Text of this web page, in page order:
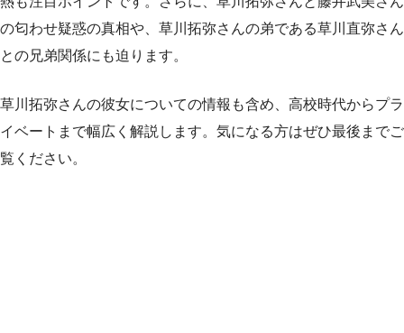
の匂わせ疑惑の真相や、草川拓弥さんの弟である草川直弥さん
との兄弟関係にも迫ります。
草川拓弥さんの彼女についての情報も含め、高校時代からプラ
イベートまで幅広く解説します。気になる方はぜひ最後までご
覧ください。